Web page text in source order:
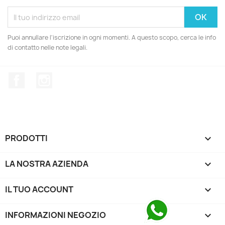
Puoi annullare l'iscrizione in ogni momenti. A questo scopo, cerca le info
di contatto nelle note legali.
PRODOTTI 
LA NOSTRA AZIENDA 
IL TUO ACCOUNT 
INFORMAZIONI NEGOZIO keyboard_arrow_down